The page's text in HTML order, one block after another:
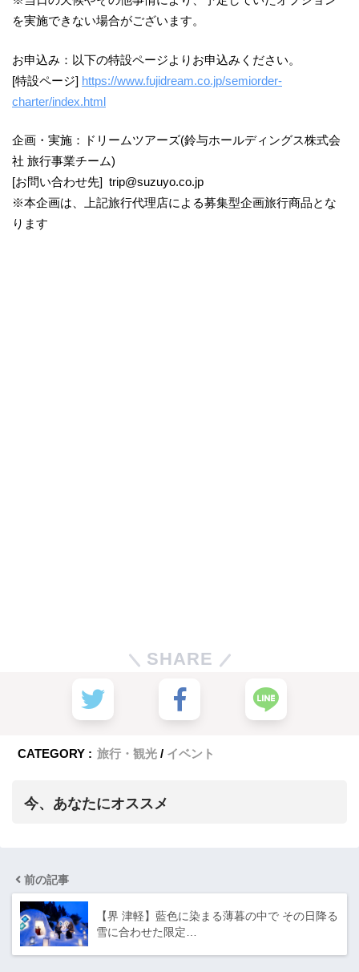
を実施できない場合がございます。
お申込み：以下の特設ページよりお申込みください。
[特設ページ] https://www.fujidream.co.jp/semiorder-
charter/index.html
企画・実施：ドリームツアーズ(鈴与ホールディングス株式会
社 旅行事業チーム)
[お問い合わせ先] trip@suzuyo.co.jp
※本企画は、上記旅行代理店による募集型企画旅行商品とな
ります
SHARE
CATEGORY : 旅行・観光 イベント
今、あなたにオススメ
前の記事
【界 津軽】藍色に染まる薄暮の中で その日降る
雪に合わせた限定…